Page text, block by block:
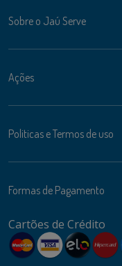
Sobre o Jaú Serve
Ações
Politicas e Termos de uso
Formas de Pagamento
Cartões de Crédito